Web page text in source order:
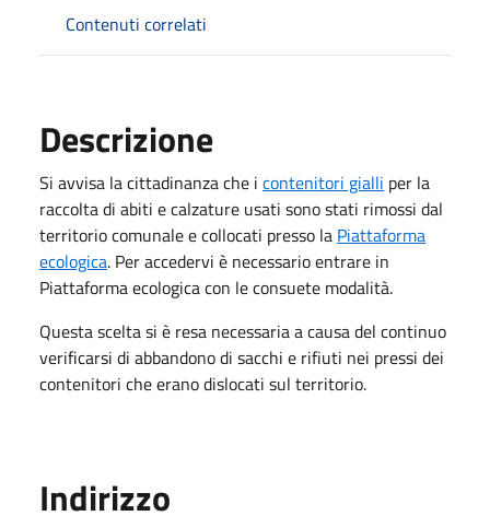
Contenuti correlati
Descrizione
Si avvisa la cittadinanza che i contenitori gialli per la
raccolta di abiti e calzature usati sono stati rimossi dal
territorio comunale e collocati presso la Piattaforma
ecologica. Per accedervi è necessario entrare in
Piattaforma ecologica con le consuete modalità.
Questa scelta si è resa necessaria a causa del continuo
verificarsi di abbandono di sacchi e rifiuti nei pressi dei
contenitori che erano dislocati sul territorio.
Indirizzo